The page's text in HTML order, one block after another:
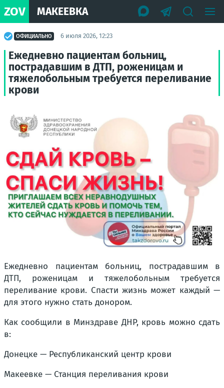
ZOV МАКЕЕВКА
ОФИЦИАЛЬНО 6 июля 2026, 12:23
Ежедневно пациентам больниц,
пострадавшим в ДТП, роженицам и
тяжелобольным требуется переливание
крови
Ежедневно пациентам больниц, пострадавшим в
ДТП, роженицам и тяжелобольным требуется
переливание крови. Спасти жизнь может каждый —
для этого нужно стать донором.
Как сообщили в Минздраве ДНР, кровь можно сдать
в:
Донецке — Республиканский центр крови
Макеевке — Станция переливания крови